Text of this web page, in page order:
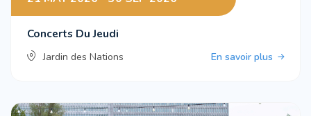
Concerts Du Jeudi
Jardin des Nations En savoir plus